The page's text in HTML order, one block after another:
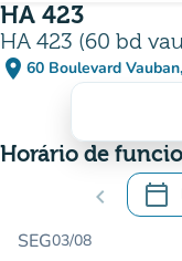
HA 423
HA 423 (60 bd
place 60 Boulevard
Horário de
chevron_left calendar_today
.
SEG03/08